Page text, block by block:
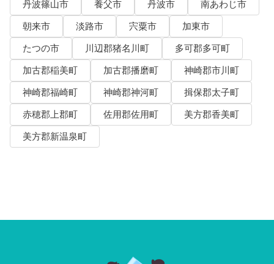
丹波篠山市
養父市 丹波市
南あわじ市
朝来市
淡路市 宍粟市
加東市
たつの市
川辺郡猪名川町
多可郡多可町
加古郡稲美町
加古郡播磨町
神崎郡市川町
神崎郡福崎町
神崎郡神河町
揖保郡太子町
赤穂郡上郡町
佐用郡佐用町
美方郡香美町
美方郡新温泉町